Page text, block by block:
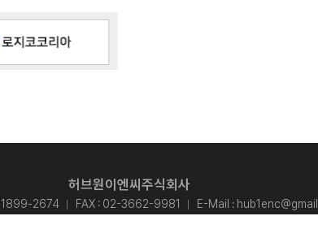
허브원이엔씨주식회사
1899-2674 FAX : 02-3662-9981 E-Mail :